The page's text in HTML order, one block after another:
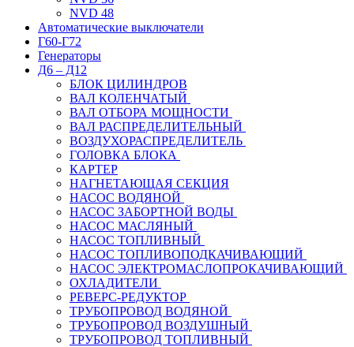
NVD 48
Автоматические выключатели
Г60-Г72
Генераторы
Д6 – Д12
БЛОК ЦИЛИНДРОВ
ВАЛ КОЛЕНЧАТЫЙ
ВАЛ ОТБОРА МОЩНОСТИ
ВАЛ РАСПРЕДЕЛИТЕЛЬНЫЙ
ВОЗДУХОРАСПРЕДЕЛИТЕЛЬ
ГОЛОВКА БЛОКА
КАРТЕР
НАГНЕТАЮЩАЯ СЕКЦИЯ
НАСОС ВОДЯНОЙ
НАСОС ЗАБОРТНОЙ ВОДЫ
НАСОС МАСЛЯНЫЙ
НАСОС ТОПЛИВНЫЙ
НАСОС ТОПЛИВОПОДКАЧИВАЮЩИЙ
НАСОС ЭЛЕКТРОМАСЛОПРОКАЧИВАЮЩИЙ
ОХЛАДИТЕЛИ
РЕВЕРС-РЕДУКТОР
ТРУБОПРОВОД ВОДЯНОЙ
ТРУБОПРОВОД ВОЗДУШНЫЙ
ТРУБОПРОВОД ТОПЛИВНЫЙ